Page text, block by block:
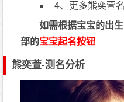
4、更多熊奕萱
如需根据宝宝的出
部的宝宝起名按钮
熊奕萱-测名分析